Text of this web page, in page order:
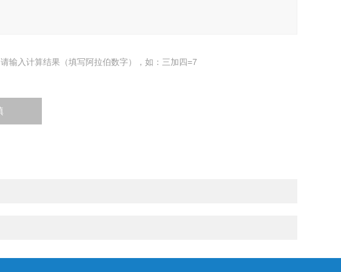
请输入计算结果（填写阿拉伯数字），如：三加四=7